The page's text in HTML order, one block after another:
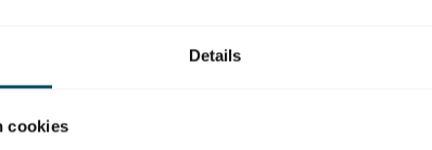
Details
cookies
als mono-directionele motoren.
de BREL HOME app, zodat je